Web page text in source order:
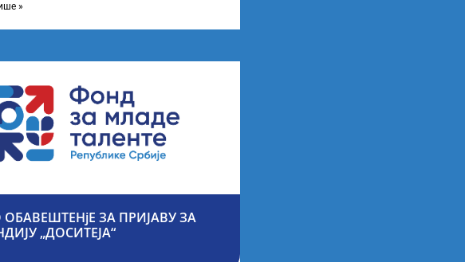
»
ЗА ПРИЈАВУ ЗА
„ДОСИТЕЈА“